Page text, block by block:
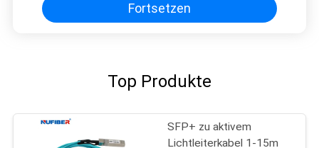
Fortsetzen
Top Produkte
SFP+ zu aktivem
Lichtleiterkabel 1-15m